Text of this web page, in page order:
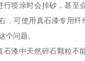
喷涂时会掉砂，甚至会
，可使用真石漆专用纤
个问题。
漆中天然碎石颗粒不